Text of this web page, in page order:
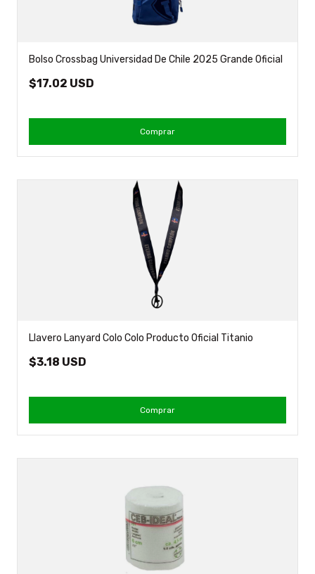
Bolso Crossbag Universidad De Chile 2025 Grande Oficial
$17.02 USD
Comprar
Llavero Lanyard Colo Colo Producto Oficial Titanio
$3.18 USD
Comprar